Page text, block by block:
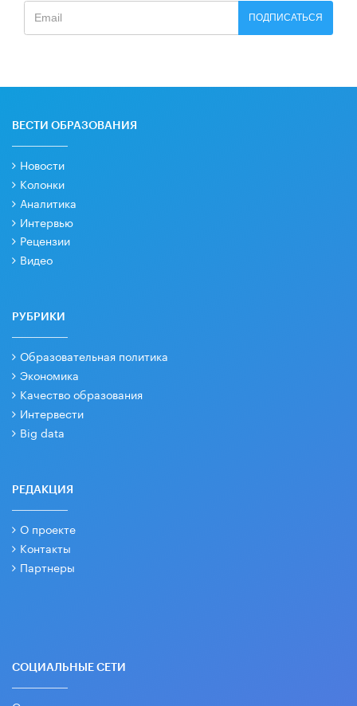
ПОДПИСАТЬСЯ
ВЕСТИ ОБРАЗОВАНИЯ
Новости
Колонки
Аналитика
Интервью
Рецензии
Видео
РУБРИКИ
Образовательная политика
Экономика
Качество образования
Интервести
Big data
РЕДАКЦИЯ
О проекте
Контакты
Партнеры
СОЦИАЛЬНЫЕ СЕТИ